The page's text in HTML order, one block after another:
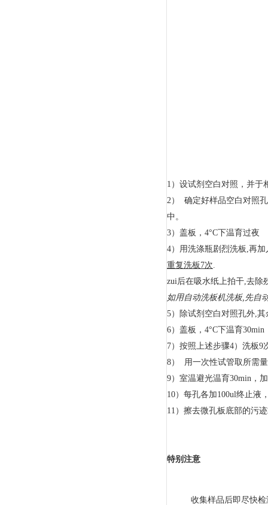
1）设试剂空白对照，并于
2） 确定好样品空白对照
中。
3）盖板，4°C下温育过夜
4）用洗涤瓶剧烈洗板,再
重复洗板 7次.
zui后在吸水纸上拍干,去除
如用自动洗板机洗板, 先自
5）除试剂空白对照孔外,
6）盖板，4°C下温育30min
7）按照上述步骤4）洗板9
8） 用一次性试管取所需
9）室温避光温育30min，
10）每孔各加100ul终止液
11）擦去微孔板底部的污
特别注意
收集样品后即尽快